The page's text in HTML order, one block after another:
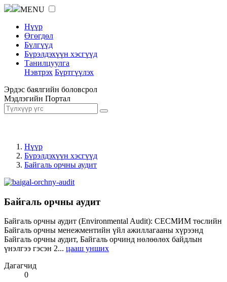
MENU
Нүүр
Өгөгдөл
Бүлгүүд
Бүрэлдэхүүн хэсгүүд
Танилцуулга
Нэвтрэх Бүртгүүлэх
Эрдэс баялгийн боловсрол
Мэдлэгийн Портал
Нүүр
Бүрэлдэхүүн хэсгүүд
Байгаль орчны аудит
Байгаль орчны аудит
Байгаль орчны аудит (Environmental Audit): СЕСМИМ төслийн
Байгаль орчны менежментийн үйл ажиллагааны хүрээнд
Байгаль орчны аудит, Байгаль орчинд нөлөөлөх байдлын
үнэлгээ гэсэн 2... цааш унших
Дагагчид
0